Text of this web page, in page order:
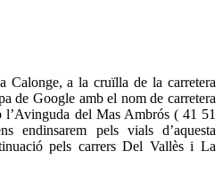
Calonge, a la cruïlla de la carretera
de Google amb el nom de carretera
l’Avinguda del Mas Ambrós ( 41 51
pels vials d’aquesta
pels carrers Del Vallès i La